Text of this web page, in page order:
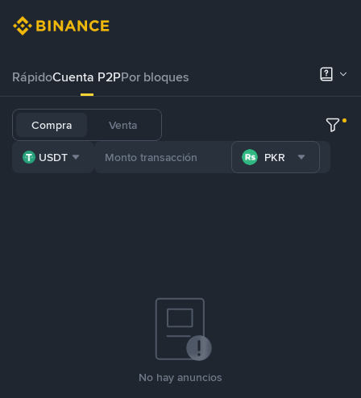
RápidoCuenta P2PPor bloques
Compra Venta
USDT PKR
No hay anuncios